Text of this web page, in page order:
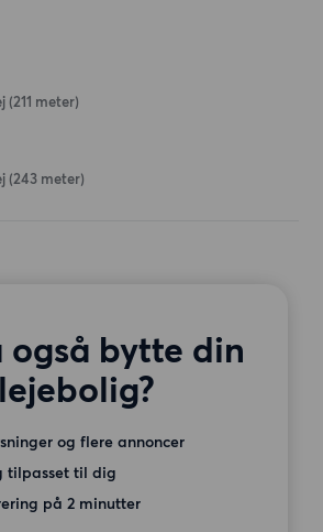
(211 meter)
(243 meter)
også bytte din
lejebolig?
og flere annoncer
tilpasset til dig
på 2 minutter